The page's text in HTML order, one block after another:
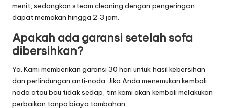
menit, sedangkan steam cleaning dengan pengeringan
dapat memakan hingga 2‑3 jam.
Apakah ada garansi setelah sofa
dibersihkan?
Ya. Kami memberikan garansi 30 hari untuk hasil kebersihan
dan perlindungan anti‑noda. Jika Anda menemukan kembali
noda atau bau tidak sedap, tim kami akan kembali melakukan
perbaikan tanpa biaya tambahan.